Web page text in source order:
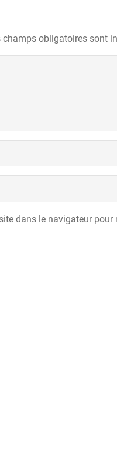
champs obligatoires sont
dans le navigateur